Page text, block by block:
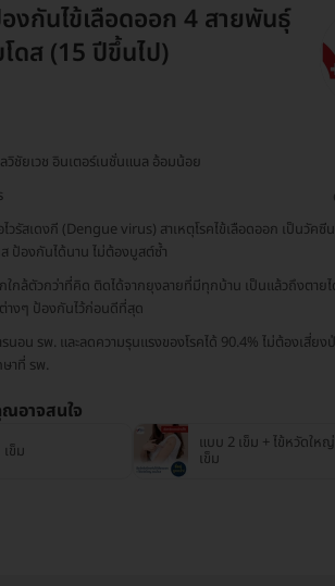
งกันไข้เลือดออก 4 สายพันธุ์
ดส (15 ปีขึ้นไป)
วิชัยเวช อินเตอร์เนชั่นแนล อ้อมน้อย
วรัสเดงกี (Dengue virus) สาเหตุโรคไข้เลือดออก เป็นวัค
ป้องกันได้นาน ไม่ต้องบูสต์ซ้ำ
ใกล้ตัวกว่าที่คิด ติดได้จากยุงลายที่มีทุกบ้าน เป็นแล้วถึงตายไ
างๆ ป้องกันไว้ก่อนดีที่สุด
นอน รพ. และลดความรุนแรงของโรคได้ 90.4% ไม่ต้องเสี่ยง
ษาที่ รพ.
อาจสนใจ
ข็ม แบบ 2 เข็ม + ไข้หวัดให
เข็ม